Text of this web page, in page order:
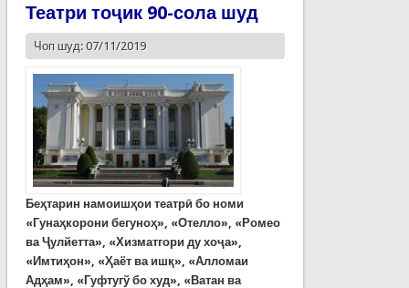
Театри тоҷик 90-сола шуд
Чоп шуд: 07/11/2019
Беҳтарин намоишҳои театрӣ бо номи
«Гунаҳкорони бегуноҳ», «Отелло», «Ромео
ва Ҷулйетта», «Хизматгори ду хоҷа»,
«Имтиҳон», «Ҳаёт ва ишқ», «Алломаи
Адҳам», «Гуфтугў бо худ», «Ватан ва